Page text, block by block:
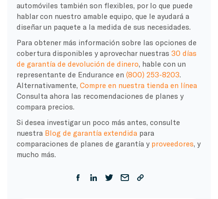
automóviles también son flexibles, por lo que puede
hablar con nuestro amable equipo, que le ayudará a
diseñar un paquete a la medida de sus necesidades.
Para obtener más información sobre las opciones de
cobertura disponibles y aprovechar nuestras 30 días
de garantía de devolución de dinero, hable con un
representante de Endurance en (800) 253-8203.
Alternativamente, Compre en nuestra tienda en línea
Consulta ahora las recomendaciones de planes y
compara precios.
Si desea investigar un poco más antes, consulte
nuestra Blog de garantía extendidapara
comparaciones de planes de garantía y proveedores, y
mucho más.